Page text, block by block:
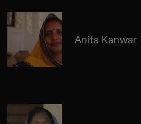
Anita Kanwar